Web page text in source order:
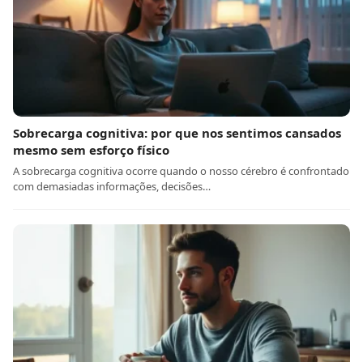
Sobrecarga cognitiva: por que nos sentimos cansados
mesmo sem esforço físico
A sobrecarga cognitiva ocorre quando o nosso cérebro é confrontado
com demasiadas informações, decisões…